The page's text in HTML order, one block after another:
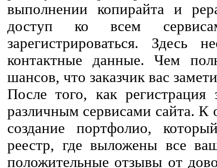
выполнении копирайта и
доступ ко всем
зарегистрироваться. Здесь
контактные данные. Чем
шансов, что заказчик вас
После того, как регистрация
различным сервисами сайта. К
создание портфолио,
реестр, где выложены все
положительные отзывы от